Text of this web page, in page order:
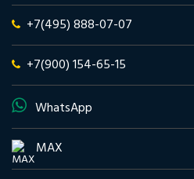
+7(495) 888-07-07
+7(900) 154-65-15
WhatsApp
MAX